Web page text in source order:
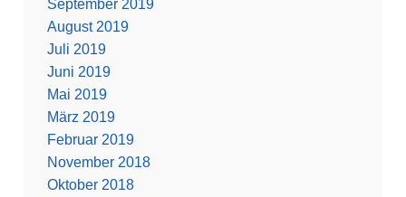
September 2019
August 2019
Juli 2019
Juni 2019
Mai 2019
März 2019
Februar 2019
November 2018
Oktober 2018